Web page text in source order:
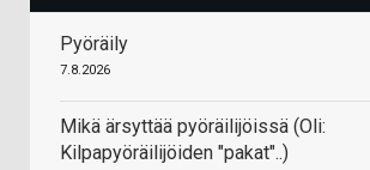
Pyöräily
7.8.2026
Mikä ärsyttää pyöräilijöissä (Oli:
Kilpapyöräilijöiden "pakat"..)